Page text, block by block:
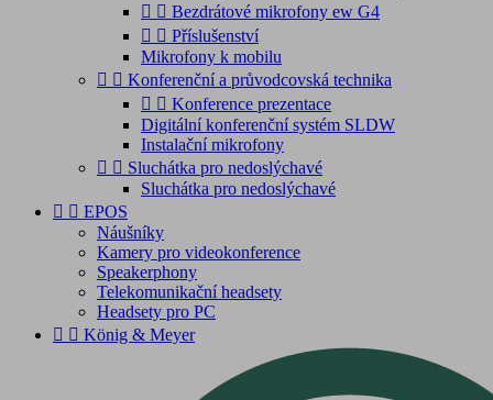
  Bezdrátové mikrofony ew G4
  Příslušenství
Mikrofony k mobilu
  Konferenční a průvodcovská technika
  Konference prezentace
Digitální konferenční systém SLDW
Instalační mikrofony
  Sluchátka pro nedoslýchavé
Sluchátka pro nedoslýchavé
  EPOS
Náušníky
Kamery pro videokonference
Speakerphony
Telekomunikační headsety
Headsety pro PC
  König & Meyer